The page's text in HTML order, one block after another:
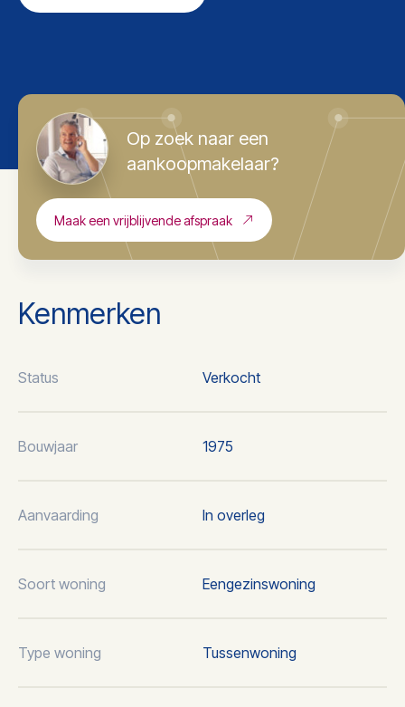
Op zoek naar een
aankoopmakelaar?
Maak een vrijblijvende afspraak
Kenmerken
Status Verkocht
Bouwjaar 1975
Aanvaarding In overleg
Soort woning Eengezinswoning
Type woning Tussenwoning